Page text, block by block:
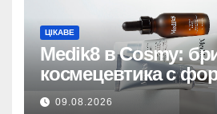
ЦІКАВЕ
Medik8 в Cosmy:
космецевтика с
09.08.2026